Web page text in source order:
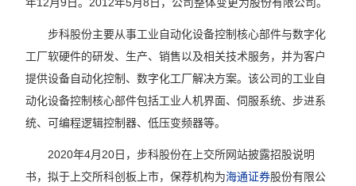
步科股份主要从事工业自动化设备控制核心部件与数字化
工厂软硬件的研发、生产、销售以及相关技术服务，并为客户
提供设备自动化控制、数字化工厂解决方案。该公司的工业自
动化设备控制核心部件包括工业人机界面、伺服系统、步进系
统、可编程逻辑控制器、低压变频器等。
2020年4月20日，步科股份在上交所网站披露招股说明
书，拟于上交所科创板上市，保荐机构为海通证券股份有限公